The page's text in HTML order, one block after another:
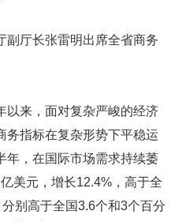
副厅长张雷明出席全省商务
以来，面对复杂严峻的经济
务指标在复杂形势下平稳运
年，在国际市场需求持续萎
美元，增长12.4%，高于全
别高于全国3.6个和3个百分